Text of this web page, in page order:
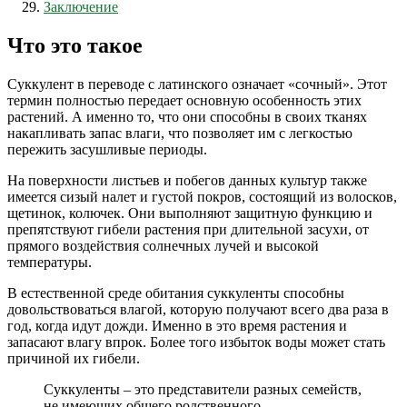
Заключение
Что это такое
Суккулент в переводе с латинского означает «сочный». Этот
термин полностью передает основную особенность этих
растений. А именно то, что они способны в своих тканях
накапливать запас влаги, что позволяет им с легкостью
пережить засушливые периоды.
На поверхности листьев и побегов данных культур также
имеется сизый налет и густой покров, состоящий из волосков,
щетинок, колючек. Они выполняют защитную функцию и
препятствуют гибели растения при длительной засухи, от
прямого воздействия солнечных лучей и высокой
температуры.
В естественной среде обитания суккуленты способны
довольствоваться влагой, которую получают всего два раза в
год, когда идут дожди. Именно в это время растения и
запасают влагу впрок. Более того избыток воды может стать
причиной их гибели.
Суккуленты – это представители разных семейств,